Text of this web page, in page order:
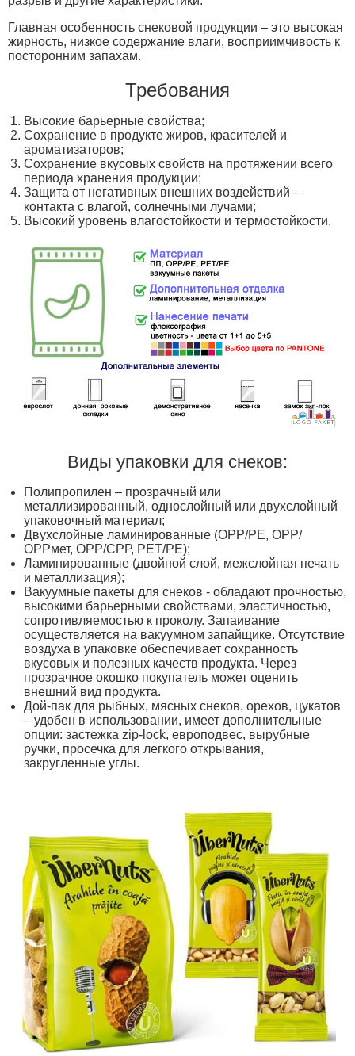
Главная особенность снековой продукции – это высокая
жирность, низкое содержание влаги, восприимчивость к
посторонним запахам.
Требования
Высокие барьерные свойства;
Сохранение в продукте жиров, красителей и
ароматизаторов;
Сохранение вкусовых свойств на протяжении всего
периода хранения продукции;
Защита от негативных внешних воздействий –
контакта с влагой, солнечными лучами;
Высокий уровень влагостойкости и термостойкости.
Виды упаковки для снеков:
Полипропилен – прозрачный или
металлизированный, однослойный или двухслойный
упаковочный материал;
Двухслойные ламинированные (ОРР/РЕ, ОРР/
ОРРмет, ОРР/СРР, РЕТ/РЕ);
Ламинированные (двойной слой, межслойная печать
и металлизация);
Вакуумные пакеты для снеков - обладают прочностью,
высокими барьерными свойствами, эластичностью,
сопротивляемостью к проколу. Запаивание
осуществляется на вакуумном запайщике. Отсутствие
воздуха в упаковке обеспечивает сохранность
вкусовых и полезных качеств продукта. Через
прозрачное окошко покупатель может оценить
внешний вид продукта.
Дой-пак для рыбных, мясных снеков, орехов, цукатов
– удобен в использовании, имеет дополнительные
опции: застежка zip-lock, европодвес, вырубные
ручки, просечка для легкого открывания,
закругленные углы.